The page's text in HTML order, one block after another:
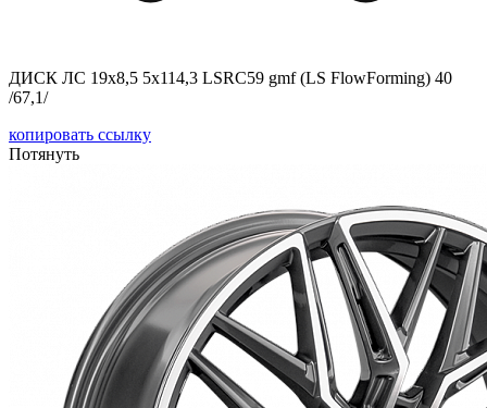
ДИСК ЛС 19x8,5 5x114,3 LSRC59 gmf (LS FlowForming) 40
/67,1/
копировать ссылку
Потянуть